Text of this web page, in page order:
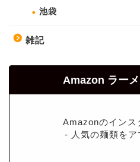
池袋
雑記
Amazon ラー
Amazonのインス
- 人気の麺類を